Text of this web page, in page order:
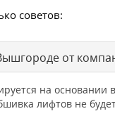
советов:
от
на
лифтов не